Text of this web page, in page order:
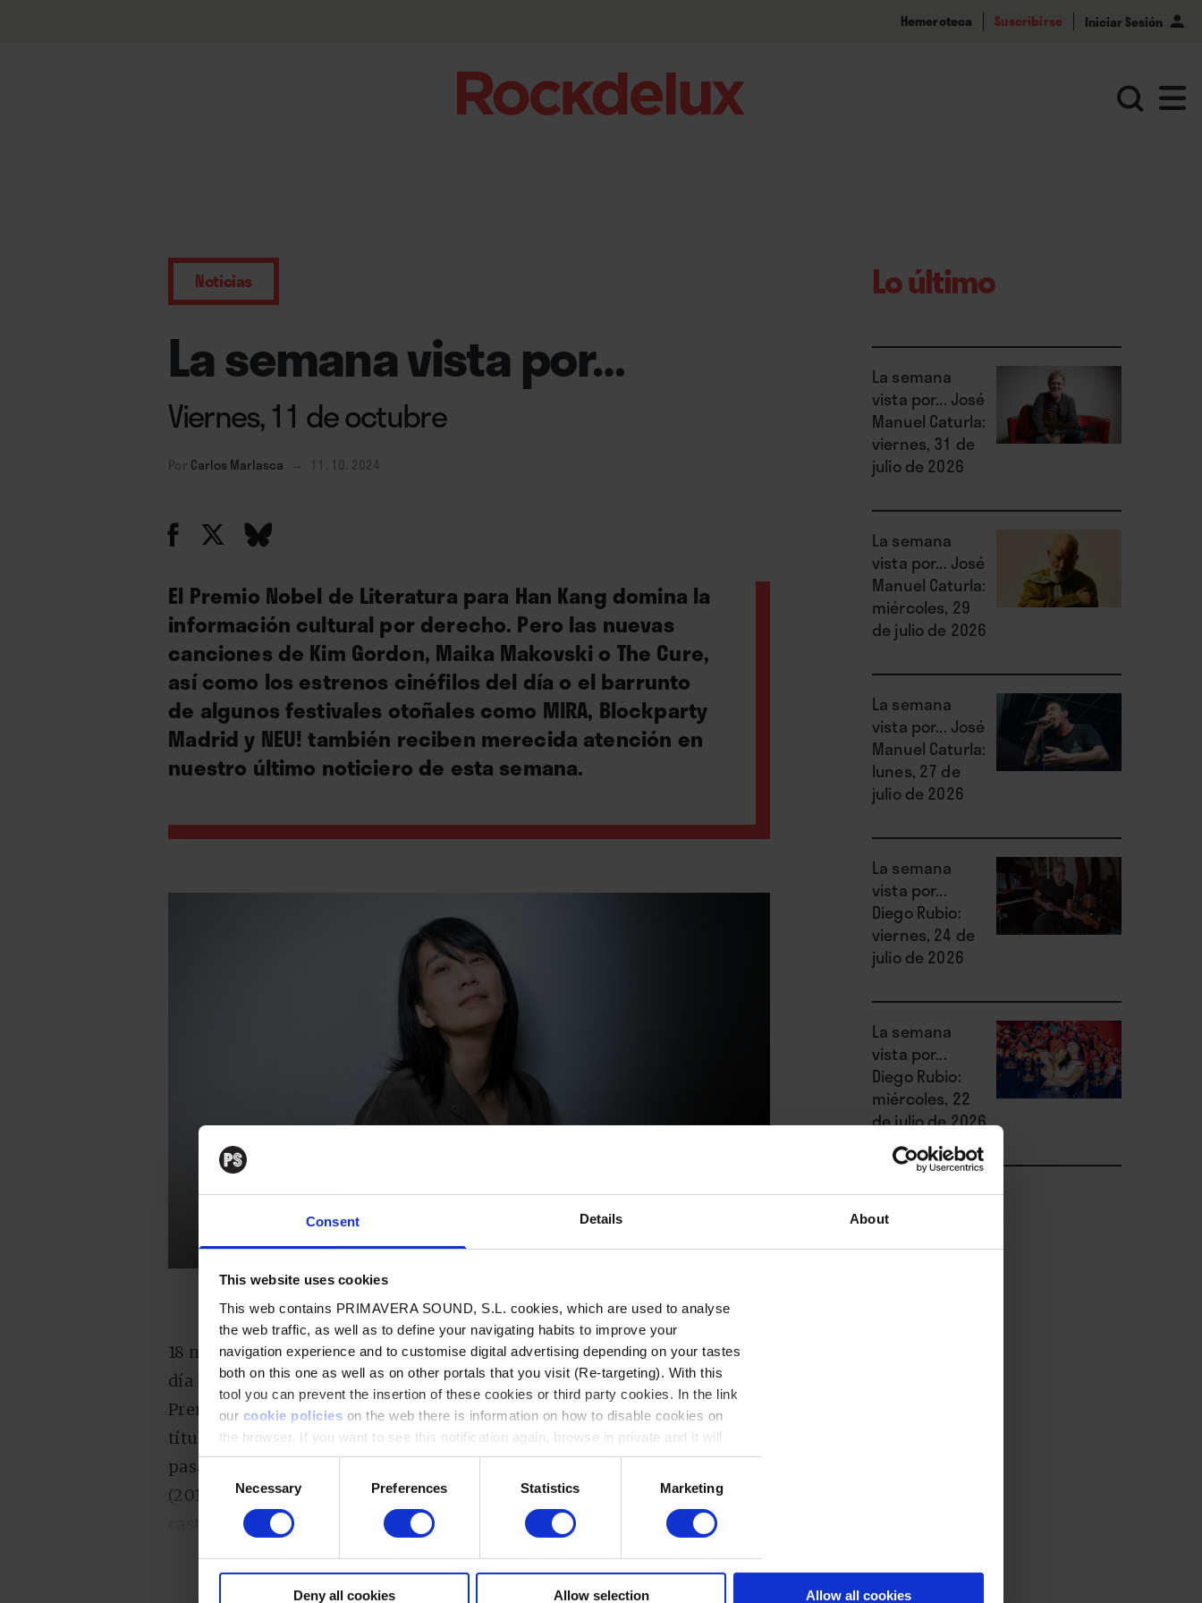
Consent Details About
This website uses cookies
This web contains PRIMAVERA SOUND, S.L. cookies, which are used to analyse
the web traffic, as well as to define your navigating habits to improve your
navigation experience and to customise digital advertising depending on your tastes
both on this one as well as on other portals that you visit (Re-targeting). With this
tool you can prevent the insertion of these cookies or third party cookies. In the link
our cookie policies on the web there is information on how to disable cookies on
the browser. If you want to see this notification again, browse in private and it will
appear again
Consent
SelectionNecessary Preferences Statistics Marketing
Deny all cookies Allow selection Allow all cookies
Hemeroteca Suscribirse Iniciar Sesión
Noticias
La semana vista por…
Viernes, 11 de octubre
Por Carlos Marlasca → 11. 10. 2024
El Premio Nobel de Literatura para Han Kang domina la
información cultural por derecho. Pero las nuevas
canciones de Kim Gordon, Maika Makovski o The Cure,
así como los estrenos cinéfilos del día o el barrunto
de algunos festivales otoñales como MIRA, Blockparty
Madrid y NEU! también reciben merecida atención en
nuestro último noticiero de esta semana.
18 mujeres entre 121 premiados a lo largo de toda la historia. El nombre del
día no puede ser otro que el de la surcoreanaHan Kang, ganadora del
Premio Nobel de Literatura. “La vegetariana” (2007) fue su primer gran
título internacional, pero sus primeras obras datan de finales del siglo
pasado. “La clase de griego” (2011), “Actos humanos” (2014) o “Blanco”
(2016) son otros de sus trabajos destacados (y los únicos disponibles en
castellano). Además de la curiosidad por indagar en
“una intensa prosa
humana”, argumentos del jurado sueco para otorgar la distinción, su
Lo último
La semana
vista por... José
Manuel Caturla:
viernes, 31 de
julio de 2026
La semana
vista por... José
Manuel Caturla:
miércoles, 29
de julio de 2026
La semana
vista por... José
Manuel Caturla:
lunes, 27 de
julio de 2026
La semana
vista por...
Diego Rubio:
viernes, 24 de
julio de 2026
La semana
vista por...
Diego Rubio:
miércoles, 22
de julio de 2026